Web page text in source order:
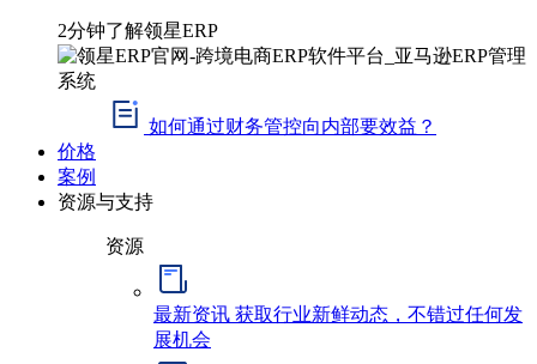
2分钟了解领星ERP
如何通过财务管控向内部要效益？
价格
案例
资源与支持
资源
最新资讯 获取行业新鲜动态，不错过任何发
展机会